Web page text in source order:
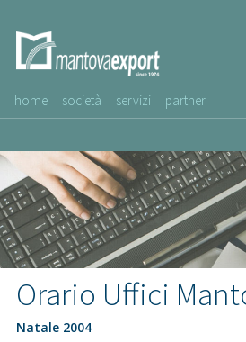
home società servizi partner
AZIENDE CLIENTI
NEWS
VIDEO
SERVIZIO CLIENTI
Orario Uffici
Natale 2004